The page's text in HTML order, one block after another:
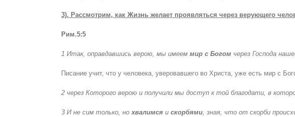
3). Рассмотрим, как Жизнь желает проявляться через верующего
Рим.5:5
1 Итак, оправдавшись верою, мы имеем мир с Богомчерез Господа
Писание учит, что у человека, уверовавшего во Христа, уже есть мир с
2 через Которого верою и получили мы доступ к той благодати, в
3 И не сим только, нохвалимсяи скорбями, зная, что от скорби